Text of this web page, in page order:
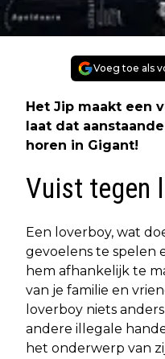
Voeg toe als
Het Jip maakt een
laat dat
horen in Gigant!
Vuist tegen
Een loverboy, wat
gevoelens te spelen
hem afhankelijk te
van je familie en
loverboy niets
andere illegale
het onderwerp van